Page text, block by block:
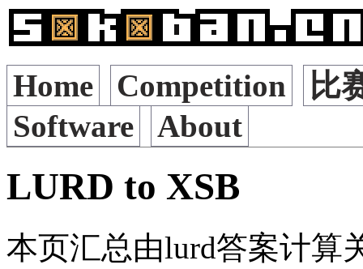
Home Competition
比
Software
About
LURD to XSB
本页汇总由lurd答案计算